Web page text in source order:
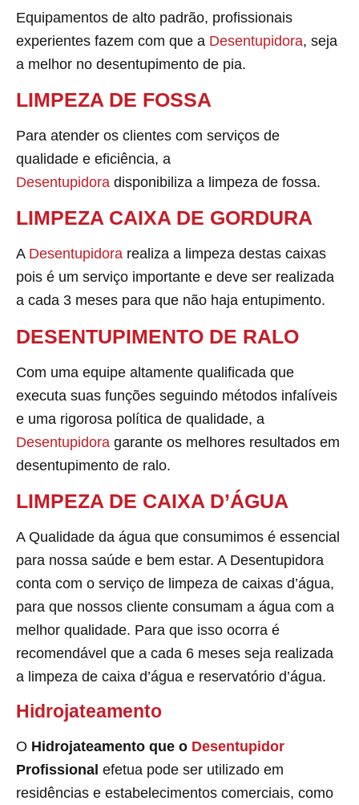
Equipamentos de alto padrão, profissionais
experientes fazem com que a Desentupidora, seja
a melhor no desentupimento de pia.
LIMPEZA DE FOSSA
Para atender os clientes com serviços de
qualidade e eficiência, a
Desentupidora disponibiliza a limpeza de fossa.
LIMPEZA CAIXA DE GORDURA
A Desentupidora realiza a limpeza destas caixas
pois é um serviço importante e deve ser realizada
a cada 3 meses para que não haja entupimento.
DESENTUPIMENTO DE RALO
Com uma equipe altamente qualificada que
executa suas funções seguindo métodos infalíveis
e uma rigorosa política de qualidade, a
Desentupidora garante os melhores resultados em
desentupimento de ralo.
LIMPEZA DE CAIXA D’ÁGUA
A Qualidade da água que consumimos é essencial
para nossa saúde e bem estar. A Desentupidora
conta com o serviço de limpeza de caixas d’água,
para que nossos cliente consumam a água com a
melhor qualidade. Para que isso ocorra é
recomendável que a cada 6 meses seja realizada
a limpeza de caixa d’água e reservatório d’água.
Hidrojateamento
O Hidrojateamento que o Desentupidor
Profissional efetua pode ser utilizado em
residências e estabelecimentos comerciais, como